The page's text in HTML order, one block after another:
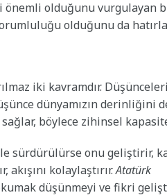
olduğunu vurgulayan
olduğunu da
iki kavramdır.
dünyamızın derinliğini
böylece zihinsel
sürdürülürse onu geliştirir,
akışını kolaylaştırır.Atatürk
düşünmeyi ve fikri